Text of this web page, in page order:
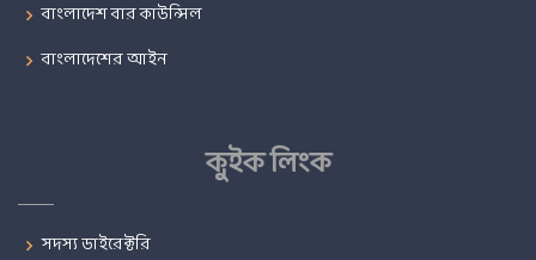
বাংলাদেশ বার কাউন্সিল
বাংলাদেশের আইন
কুইক লিংক
সদস্য ডাইরেক্টরি